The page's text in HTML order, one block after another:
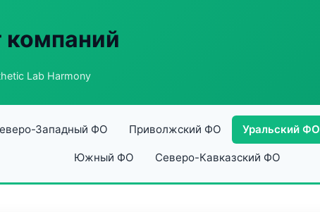
компаний
Lab Harmony
Западный ФО Приволжский ФО Уральский ФО
Южный ФО Северо-Кавказский ФО